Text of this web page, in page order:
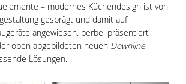
– modernes Küchendesign ist von
gesprägt und damit auf
angewiesen. berbel präsentiert
oben abgebildeten neuen Downline
Lösungen.